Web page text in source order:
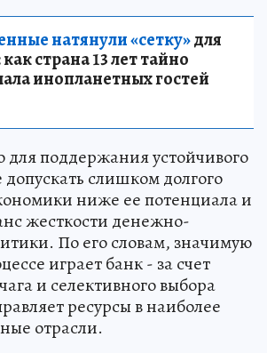
натянули «сетку»для
страна 13 лет тайно
инопланетных гостей
для поддержания устойчивого
слишком долгого
ниже ее потенциала и
жесткости денежно-
По его словам, значимую
играет банк - за счет
и селективного выбора
ресурсы в наиболее
отрасли.